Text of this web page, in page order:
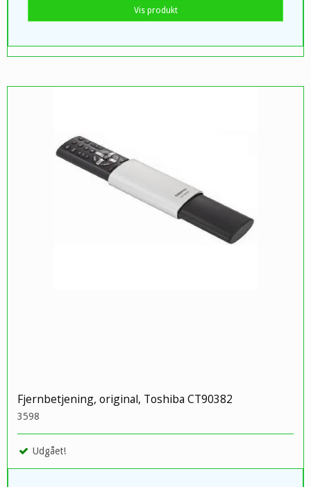
Vis produkt
Fjernbetjening, original, Toshiba CT90382
3598
Udgået!